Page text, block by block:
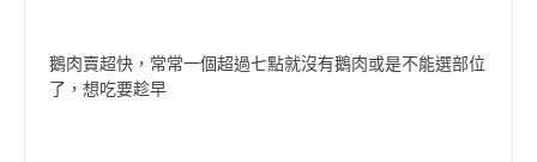
鵝肉賣超快，常常一個超過七點就沒有鵝肉或是不能選部位
了，想吃要趁早